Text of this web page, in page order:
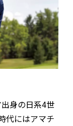
身の日系4世
代にはアマチ